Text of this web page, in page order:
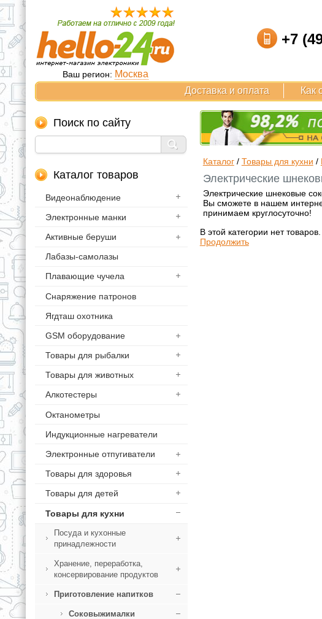
Ваш регион: Москва
+7
Доставка и оплата Как
Поиск по сайту
Каталог товаров
Видеонаблюдение
Электронные манки
Активные беруши
Лабазы-самолазы
Плавающие чучела
Снаряжение патронов
Ягдташ охотника
GSM оборудование
Товары для рыбалки
Товары для животных
Алкотестеры
Октанометры
Индукционные нагреватели
Электронные отпугиватели
Товары для здоровья
Товары для детей
Товары для кухни
Посуда и кухонные
принадлежности
Хранение, переработка,
консервирование продуктов
Приготовление напитков
Соковыжималки
Каталог/ Товары для кухни /
Электрические
Электрические шнековые
Вы сможете в нашем
принимаем круглосуточно!
В этой категории нет товаров.
Продолжить